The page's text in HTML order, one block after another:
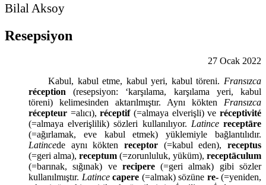
Bilal Aksoy
Resepsiyon
27 Ocak 2022
Kabul, kabul etme, kabul yeri, kabul töreni. Fransızca
réception (resepsiyon: ‘karşılama, karşılama yeri, kabul
töreni) kelimesinden aktarılmıştır. Aynı kökten Fransızca
récepteur =alıcı),réceptif(=almaya elverişli) veréceptivité
(=almaya elverişlilik) sözleri kullanılıyor. Latince receptāre
(=ağırlamak, eve kabul etmek) yüklemiyle bağlantılıdır.
Latincede aynı kökten receptor (=kabul eden), receptus
(=geri alma), receptum (=zorunluluk, yüküm), receptāculum
(=barınak, sığınak) ve recipere(=geri almak) gibi sözler
kullanılmıştır. Latince capere (=almak) sözüne re-(=yeniden,